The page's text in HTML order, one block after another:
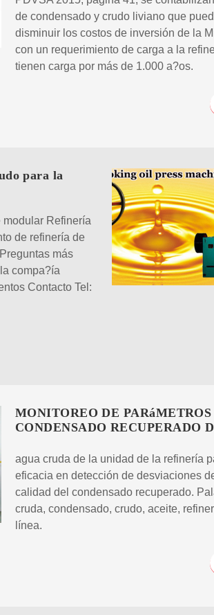
de condensado y crudo liviano que
disminuir los costos de inversión de la
con un requerimiento de carga a la
tienen carga por más de 1.000 a?os.
para la
modular Refinería
de refinería de
más
compa?ía
Contacto Tel:
MONITOREO DE
CONDENSADO RECUPERADO
agua cruda de la unidad de la refinería
eficacia en detección de desviaciones
calidad del condensado recuperado.
cruda, condensado, crudo, aceite,
línea.